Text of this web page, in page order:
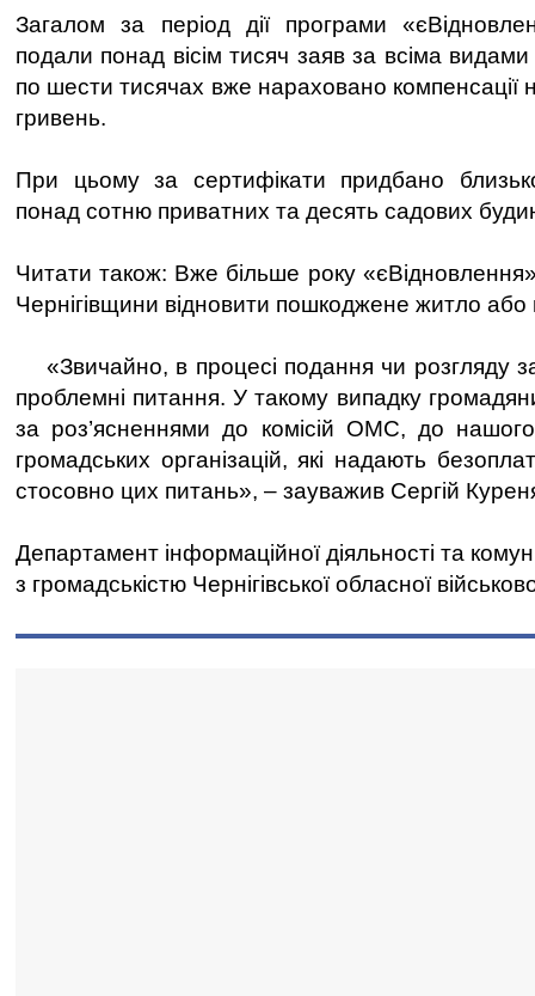
Загалом за період дії програми
подали понад вісім тисяч заяв за всіма
по шести тисячах вже нараховано компенсації
гривень.
При цьому за сертифікати придбано
понад сотню приватних та десять садових
Читати також: Вже більше року
Чернігівщини відновити пошкоджене житло
«Звичайно, в процесі подання чи розгляду
проблемні питання. У такому випадку
за роз’ясненнями до комісій ОМС, до
громадських організацій, які надають
стосовно цих питань», – зауважив Сергій
Департамент інформаційної діяльності та
з громадськістю Чернігівської обласної